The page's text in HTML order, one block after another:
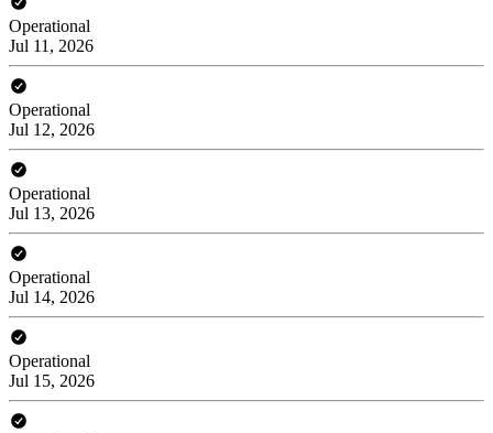
Operational
Jul 11, 2026
Operational
Jul 12, 2026
Operational
Jul 13, 2026
Operational
Jul 14, 2026
Operational
Jul 15, 2026